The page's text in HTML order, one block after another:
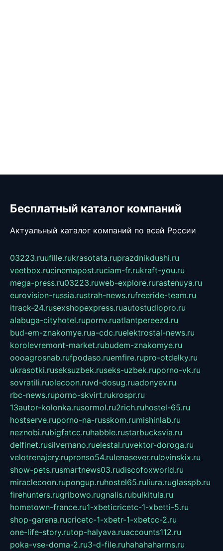
Бесплатный каталог компаний
Актуальный каталог компаний по всей России
03223.ruufille.rukrasotata.ruprazdnikdushi.ru
veetbox.rucinemapost.ruciam-fr.rukraft-you.ru
mega-press.ru03223.ruweb-explore.rurastenuya.ru
eurovision-russia.rustrah-news.rufreeride-team.ru
itrack-24.rusexshopexpress.ruautostudiopro.ru
alabuga-cityhotel.rupornv.ruatlantpereezd.ru
bud-em-znakomye.rua-cdc.ruelektrostal-news.ru
korolevremont-market.rubudem-znakomye.ru
oooagrosnab.rufpodaso.ruemfire.rupro-otdelky.ru
ukrasotki.ruseksuzbek.ruseks-uzbek.ruporno-vk.ru
sovratili.ruolecoon.ruvd-dosug.ruadonyev.ru
rbc-news.ruporno-skvirt.rukrospr.ru
13autor-kolonka.rusormol.ru2rich.ruhostel-65.ru
hostserve.ruporno-na-russkom.rumishinlab.ru
neznobi.rubigfatcc.ruhabble.rustarbucksvia.ru
delfinet.rusilvernano.ruelestal.ruvektor-doroga.ru
velotrenajery.rupronso54.rulenasever.rulovinskix.ru
show-pets.rusmartnews03.rudiscofoxworld.ru
miraclecoon.rupongup.ruhostel65.ruliura.ruglasspb.ru
firehunters.rugribowo.rugnalis.rubulkitula.ru
hometown-france.ru1-xbeticricetc-1-xbetti-5.ru
shop-garena.rucricetc-1-xbetr-1-xbetcc-2.ru
one-life-story.rutop-halyava.ruaccounts112.ru
poka-vse-doma-2.ru3-d-file.ruhahahaharms.ru